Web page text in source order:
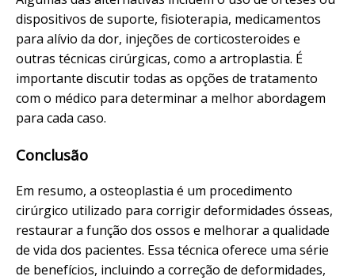
dispositivos de suporte, fisioterapia, medicamentos
para alívio da dor, injeções de corticosteroides e
outras técnicas cirúrgicas, como a artroplastia. É
importante discutir todas as opções de tratamento
com o médico para determinar a melhor abordagem
para cada caso.
Conclusão
Em resumo, a osteoplastia é um procedimento
cirúrgico utilizado para corrigir deformidades ósseas,
restaurar a função dos ossos e melhorar a qualidade
de vida dos pacientes. Essa técnica oferece uma série
de benefícios, incluindo a correção de deformidades,